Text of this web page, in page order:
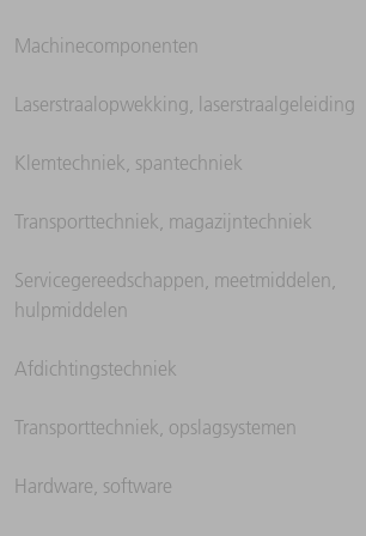
Machinecomponenten
Laserstraalopwekking, laserstraalgeleiding
Klemtechniek, spantechniek
Transporttechniek, magazijntechniek
Servicegereedschappen, meetmiddelen,
hulpmiddelen
Afdichtingstechniek
Transporttechniek, opslagsystemen
Hardware, software